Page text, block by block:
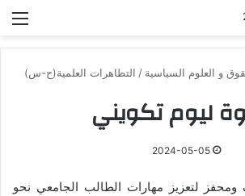
و العلوم السياسية / التظاهرات العلمية(ح-س)
ليوم تكويني
2024-05-05
ومحفز لتعزيز مهارات الطالب الجامعي نحو